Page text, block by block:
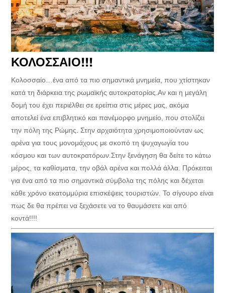
ΚΟΛΟΣΣΑΙΟ!!!
Κολοσσαίο…ένα από τα πιο σημαντικά μνημεία, που χτίστηκαν
κατά τη διάρκεια της ρωμαϊκής αυτοκρατορίας.Αν και η μεγάλη
δομή του έχει περιέλθει σε ερείπια στις μέρες μας, ακόμα
αποτελεί ένα επιβλητικό και πανέμορφο μνημείο, που στολίζει
την πόλη της Ρώμης. Στην αρχαιότητα χρησιμοποιούνταν ως
αρένα για τους μονομάχους με σκοπό τη ψυχαγωγία του
κόσμου και των αυτοκρατόρων.Στην ξενάγηση θα δείτε το κάτω
μέρος, τα καθίσματα, την οβάλ αρένα και πολλά άλλα. Πρόκειται
για ένα από τα πιο σημαντικά σύμβολα της πόλης και δέχεται
κάθε χρόνο εκατομμύρια επισκέψεις τουριστών. Το σίγουρο είναι
πως δε θα πρέπει να ξεχάσετε να το θαυμάσετε και από
κοντά!!!!